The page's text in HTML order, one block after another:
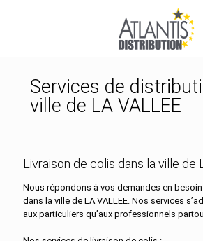
Services de
ville de LA VALLEE
Livraison de colis dans la ville de
Nous répondons à vos demandes en
dans la ville de LA VALLEE. Nos services
aux particuliers qu’aux professionnels